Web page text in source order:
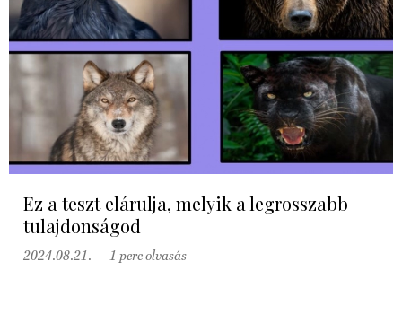
Ez a teszt elárulja, melyik a legrosszabb
tulajdonságod
2024.08.21. 1 perc olvasás